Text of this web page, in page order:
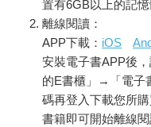
置有6GB以上的記
離線閱讀：
APP下載： iOS
安裝電子書APP後
的E書櫃」→「電子
碼再登入下載您所
書籍即可開始離線閱